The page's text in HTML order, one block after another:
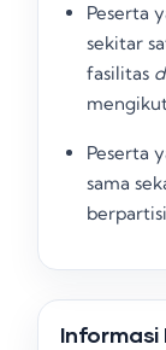
Peserta
sekitar
fasilitas
Peserta
sama
Informasi